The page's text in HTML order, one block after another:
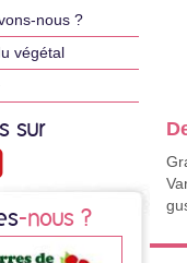
nous ?
végétal
sur
-nous ?